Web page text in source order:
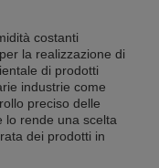
costanti
la realizzazione di
di prodotti
industrie come
preciso delle
lo rende una scelta
dei prodotti in